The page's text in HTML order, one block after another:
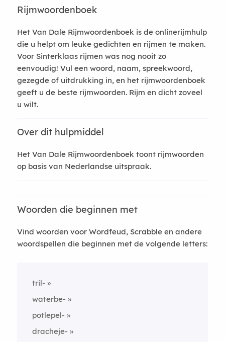
Rijmwoordenboek
Het Van Dale Rijmwoordenboek is de onlinerijmhulp
die u helpt om leuke gedichten en rijmen te maken.
Voor Sinterklaas rijmen was nog nooit zo
eenvoudig! Vul een woord, naam, spreekwoord,
gezegde of uitdrukking in, en het rijmwoordenboek
geeft u de beste rijmwoorden. Rijm en dicht zoveel
u wilt.
Over dit hulpmiddel
Het Van Dale Rijmwoordenboek toont rijmwoorden
op basis van Nederlandse uitspraak.
Woorden die beginnen met
Vind woorden voor Wordfeud, Scrabble en andere
woordspellen die beginnen met de volgende letters:
tril-
waterbe-
potlepel-
dracheje-